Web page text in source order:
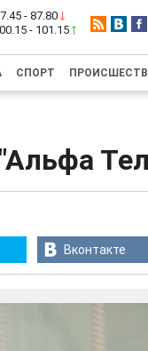
- 87.80
- 101.15
СПОРТ
Вконтакте